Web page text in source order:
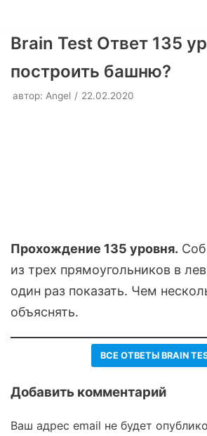
Перейти
содержимому
Brain Test Ответ 135
построить башню?
автор: Angel 22.02.2020
Прохождение 135 уровня.
из трех прямоугольников в
один раз показать. Чем
объяснять.
ВСЕ ОТВЕТЫ BRAIN
Добавить комментарий
Ваш адрес email не будет